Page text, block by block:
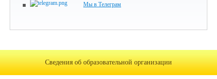
Мы в Телеграм
Сведения об образовательной организации